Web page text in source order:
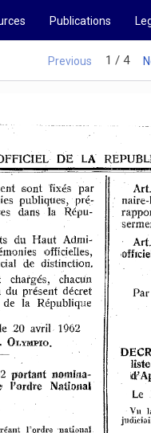
Publications
Previous 1 / 4
DE LA
sont fixés par
publiques,
pré-
dans la
Répu-
du Haut
Admi-
officielles,
de distinction.
chargés,
chacun
du présent décret
de la
République
.20 avril 1962
OLYMPIO.
nomina-
l'ordre National
l'ordr.enational
Art.
Par
liste
Le
V Il